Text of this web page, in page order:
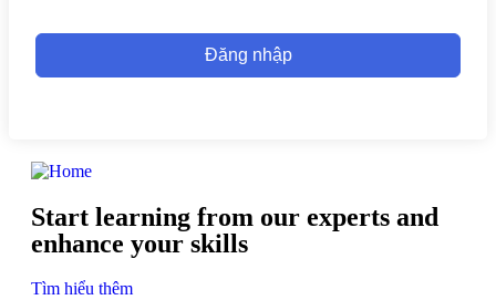
Đăng nhập
Start learning from our experts and
enhance your skills
Tìm hiểu thêm